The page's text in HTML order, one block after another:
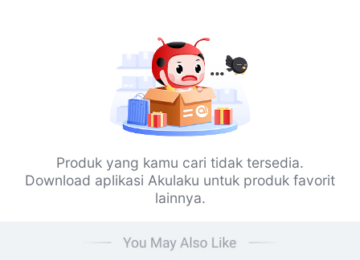
Produk yang kamu cari tidak tersedia.
Download aplikasi Akulaku untuk produk favorit
lainnya.